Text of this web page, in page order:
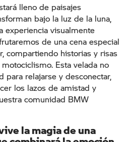
lleno de paisajes
bajo la luz de la luna,
experiencia visualmente
de una cena especial
compartiendo historias y risas
Esta velada no
para relajarse y desconectar,
los lazos de amistad y
comunidad BMW
la magia de una